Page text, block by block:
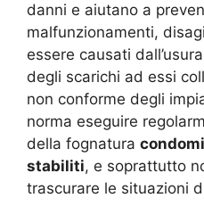
danni e aiutano a
malfunzionamenti,
essere causati
degli scarichi ad essi
non conforme degli
norma eseguire
della fognatura
stabiliti, e soprattutto
trascurare le situazioni